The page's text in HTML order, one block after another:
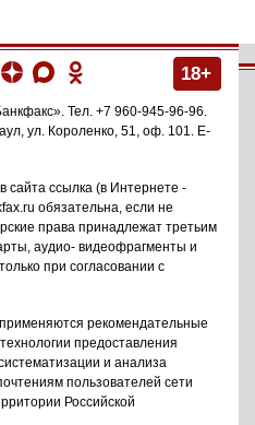
18+
. Тел. +7 960-945-96-96
ул. Короленко, 51, оф. 101
. E-
сайта ссылка (в Интернете -
обязательна, если не
права принадлежат третьим
аудио- видеофрагменты и
при согласовании с
рекомендательные
предоставления
и анализа
пользователей сети
Российской